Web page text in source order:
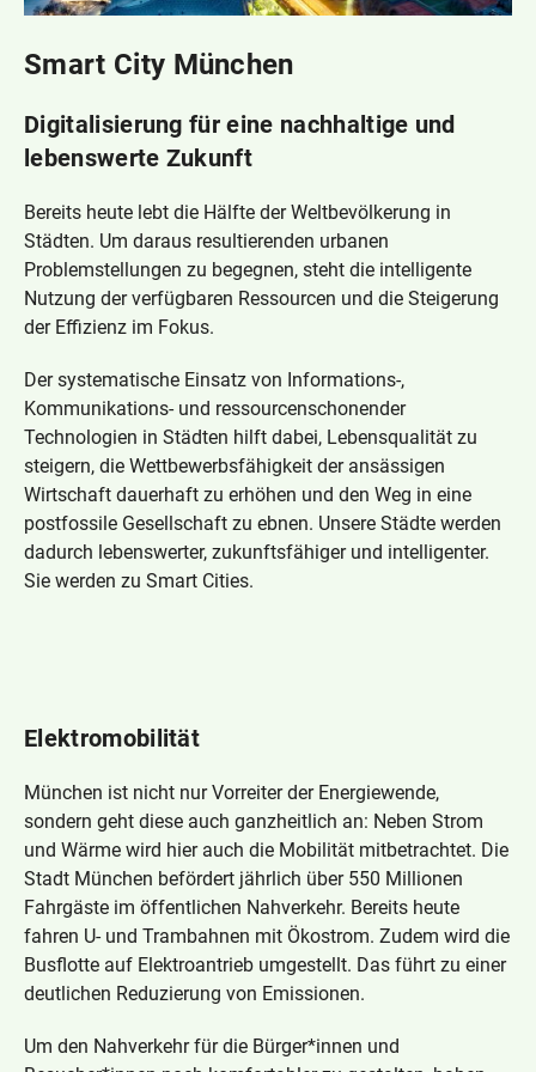
schaffen, vor Ort in verstärkte Kooperation
schnell sein. Interoperabilität und gemeinsame
Parallel dazu braucht es eine rasche
Software, Plattformen und Digitalunternehmen
aufzuholen. Das erfordert mehr als Regulierung.
Die Digitalaktivitäten kommunaler Unternehmen
können einen Beitrag zu einer europäischen
Initiative leisten.
Marktplätze im klassischen Sinn sind eine
grundlegende Infrastruktur, die Teil der
Daseinsvorsorge ist. Entsprechendes gilt für
digitalisierte Marktplätze, heute als digitale
Plattformen bezeichnet. Es ist die Aufgabe von
Kommunen, auch digitale Marktplätze
originären Aufgaben unterlaufen, insbesondere
seiner Bürger. Dies erfordert aus
übergeordnetem Interesse einen gesetzlichen
Schutz kommunaler und anderer staatlicher
Leistungen.
Die Digitalisierung führt zu erheblichem
Veränderungsdruck in den kommunalen
Unternehmen, bei Qualifikation, Organisation
wird es den kommunalen Unternehmen gelingen
kommunale Unternehmen nicht schlechter
Insbesondere wenn kommunale Unternehmen
Daten öffentlich machen müssen, gilt das auch
Digitalisierung macht Infrastrukturen
verletzlicher, daher hat Datensicherheit eine sehr
hohe Priorität.
Bürger*innen erwarten von kommunalen
Unternehmen grundsätzlich ein hohes Maß an
Sensibilität im Umgang mit personenbezogenen
Daten (großer Vertrauensvorschuss). Daher
müssen es kommunale Unternehmen mit der
Auslegung zum Beispiel der DSGVO sehr genau
nehmen.
spielt die DSGVO massiv den Internetkonzernen
noch nicht verstanden und wird daher viel zu
kompliziert gesehen. Nach einer Klärungsphase
wird die praktische Anwendung der DSGVO auch
für kleinere kommunale Unternehmen
handhabbar.
Für die Mehrzahl der Bürger*innen ist der Schutz
personenbezogener Daten wichtig, gleichwohl
Daten zur Verfügung zu stellen, sofern im
Smart City München
Digitalisierung für eine nachhaltige und
lebenswerte Zukunft
Bereits heute lebt die Hälfte der Weltbevölkerung in
Städten. Um daraus resultierenden urbanen
Problemstellungen zu begegnen, steht die intelligente
Nutzung der verfügbaren Ressourcen und die Steigerung
der Effizienz im Fokus.
Der systematische Einsatz von Informations-,
Kommunikations- und ressourcenschonender
Technologien in Städten hilft dabei, Lebensqualität zu
steigern, die Wettbewerbsfähigkeit der ansässigen
Wirtschaft dauerhaft zu erhöhen und den Weg in eine
postfossile Gesellschaft zu ebnen. Unsere Städte werden
dadurch lebenswerter, zukunftsfähiger und intelligenter.
Sie werden zu Smart Cities.
Elektromobilität
München ist nicht nur Vorreiter der Energiewende,
sondern geht diese auch ganzheitlich an: Neben Strom
und Wärme wird hier auch die Mobilität mitbetrachtet. Die
Stadt München befördert jährlich über 550 Millionen
Fahrgäste im öffentlichen Nahverkehr. Bereits heute
fahren U- und Trambahnen mit Ökostrom. Zudem wird die
Busflotte auf Elektroantrieb umgestellt. Das führt zu einer
deutlichen Reduzierung von Emissionen.
Um den Nahverkehr für die Bürger*innen und